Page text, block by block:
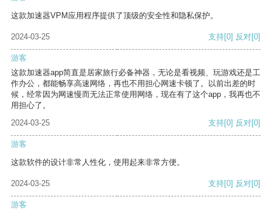
这款加速器VPM应用程序提供了顶级的安全性和隐私保护。
2024-03-25 支持[0] 反对[0]
游客
这款加速器app简直是居家旅行必备神器，无论是看视频、玩游戏还是工
作办公，都能畅享高速网络，再也不用担心网速卡顿了。以前出差的时
候，经常因为网速慢而无法正常使用网络，现在有了这个app，我再也不
用担心了。
2024-03-25
支持[0] 反对[0]
游客
这款软件的设计非常人性化，使用起来非常方便。
2024-03-25 支持[0] 反对[0]
游客